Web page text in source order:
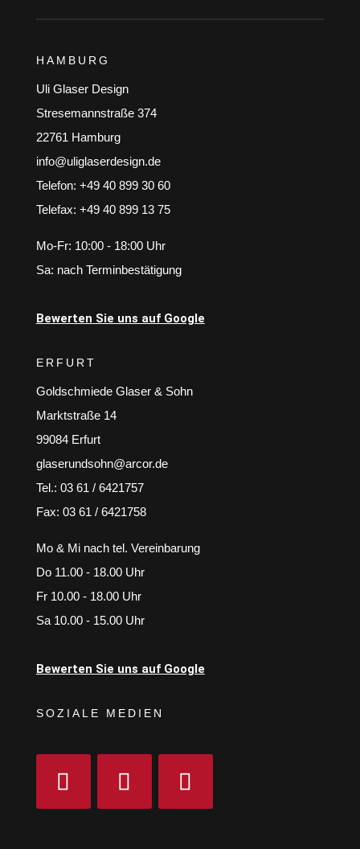
HAMBURG
Uli Glaser Design
Stresemannstraße 374
22761 Hamburg
info@uliglaserdesign.de
Telefon: +49 40 899 30 60
Telefax: +49 40 899 13 75
Mo-Fr: 10:00 - 18:00 Uhr
Sa: nach Terminbestätigung
Bewerten Sie uns auf Google
ERFURT
Goldschmiede Glaser & Sohn
Marktstraße 14
99084 Erfurt
glaserundsohn@arcor.de
Tel.: 03 61 / 6421757
Fax: 03 61 / 6421758
Mo & Mi nach tel. Vereinbarung
Do 11.00 - 18.00 Uhr
Fr 10.00 - 18.00 Uhr
Sa 10.00 - 15.00 Uhr
Bewerten Sie uns auf Google
SOZIALE MEDIEN